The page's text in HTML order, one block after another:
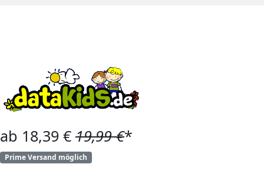
ab 18,39 € 19,99 €*
Prime Versand möglich